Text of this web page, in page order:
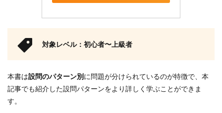
対象レベル：初心者〜上級者
本書は設問のパターン別に問題が分けられているのが特徴で、本
記事でも紹介した設問パターンをより詳しく学ぶことができま
す。